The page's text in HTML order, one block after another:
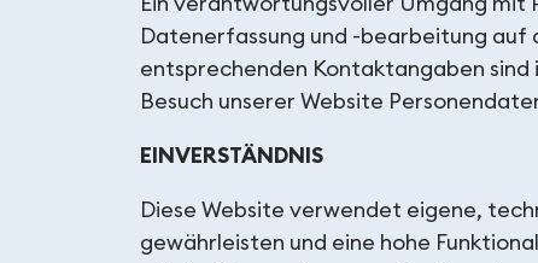
Datenerfassung und -bearbeitung auf
entsprechenden Kontaktangaben sind
Besuch unserer Website
EINVERSTÄNDNIS
Diese Website verwendet eigene,
gewährleisten und eine hohe